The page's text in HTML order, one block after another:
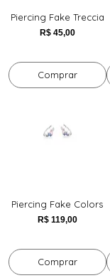
Piercing Fake Treccia
Preço
R$ 45,00
Comprar
Piercing Fake Colors
Preço
R$ 119,00
Comprar